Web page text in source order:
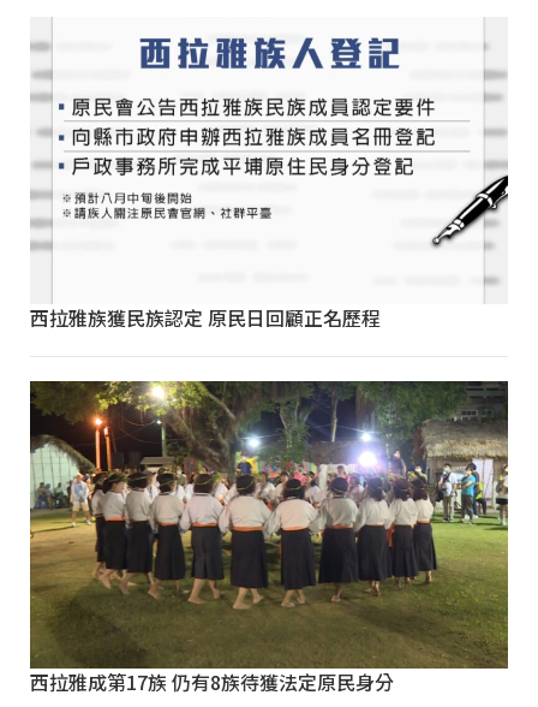
西拉雅族獲民族認定 原民日回顧正名歷程
西拉雅成第17族 仍有8族待獲法定原民身分